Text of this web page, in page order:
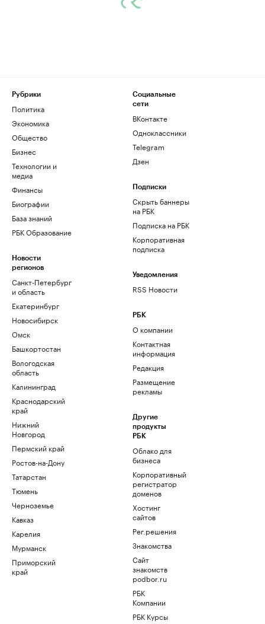
Рубрики
Политика
Экономика
Общество
Бизнес
Технологии и
медиа
Финансы
Биографии
База знаний
РБК Образование
Новости
регионов
Санкт-Петербург
и область
Екатеринбург
Новосибирск
Омск
Башкортостан
Вологодская
область
Калининград
Краснодарский
край
Нижний
Новгород
Пермский край
Ростов-на-Дону
Татарстан
Тюмень
Черноземье
Кавказ
Карелия
Мурманск
Приморский
край
Социальные
сети
ВКонтакте
Одноклассники
Telegram
Дзен
Подписки
Скрыть баннеры
на РБК
Подписка на РБК
Корпоративная
подписка
Уведомления
RSS Новости
РБК
О компании
Контактная
информация
Редакция
Размещение
рекламы
Другие
продукты
РБК
Облако для
бизнеса
Корпоративный
регистратор
доменов
Хостинг
сайтов
Рег.решения
Знакомства
Сайт
знакомств
podbor.ru
РБК
Компании
РБК Курсы